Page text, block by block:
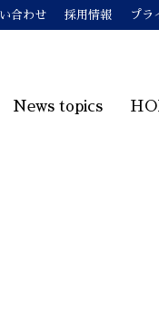
合わせ 採用情報 プラ
News topics